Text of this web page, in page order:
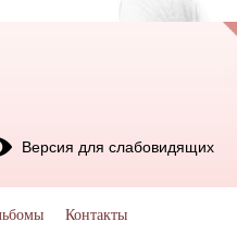
Версия для слабовидящих
Контакты